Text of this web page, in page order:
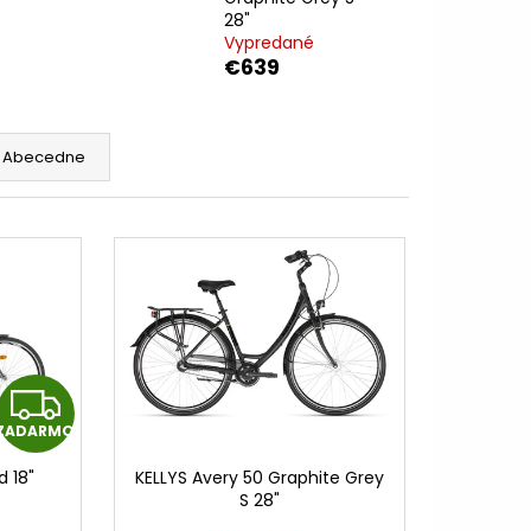
28"
Vypredané
€639
Abecedne
Z
A
18"
KELLYS Avery 50 Graphite Grey
S 28"
BÉŽOVÁ / LESKLÁ